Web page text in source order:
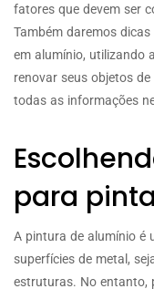
fatores que devem ser
Também daremos
em alumínio, utilizando
renovar seus objetos
todas as informações
para
A pintura de alumínio é
superfícies de metal,
estruturas. No entanto,